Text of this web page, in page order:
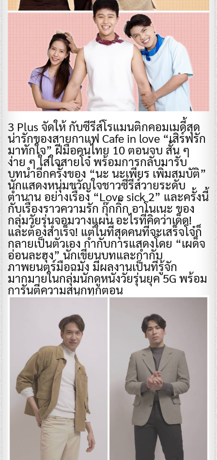
3 Plus จัดให้ กับซีรีส์โรแมนติกคอมเมดี้สุด
น่ารักของสายกาแฟ Cafe in love “เสิร์ฟรัก
มาทักใจ” ฝีมือคนไทย 10 ตอนจบ สั้น ๆ
ง่าย ๆ ใส่ใจสายโจ๋ พร้อมการกลับมารับ
บทนำอีกครั้งของ “นะ นะเพียร เพิ่มสมบัติ”
นักแสดงหนุ่มขวัญใจชาวซีรีส์วายระดับ
ตำนาน อย่างเรื่อง “Love sick 2” และครั้งนี้
กับเรื่องราวความรัก กุ๊กกิ๊ก อาโนเนะ ของ
กลุ่มวัยรุ่นจอมวางแผน อะไรที่คิดว่าเด็ด!
และต้องสำเร็จ! แต่ในที่สุดคนที่จะเสร็จโจ๋ก็
กลายเป็นตัวเอง กำกับการแสดงโดย “เผด็จ
อ่อนละฮุง” นักเขียนบทและกำกับ
ภาพยนตร์มือฉมัง มีผลงานเป็นที่รู้จัก
มากมายในกลุ่มนักดูหนังวัยรุ่นยุค 5G พร้อม
การันตีความสนุกทุกตอน